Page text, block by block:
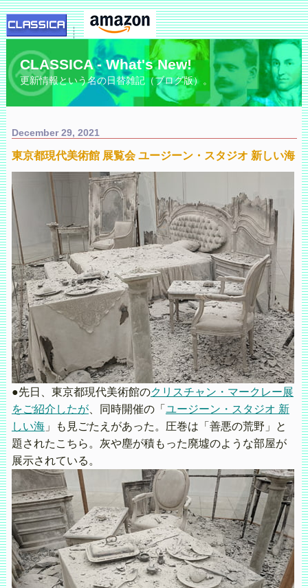
CLASSICA - What's New!
更新情報という名の日替雑記（ブログ版）。
December 29, 2021
東京都現代美術館 展覧会 ユージーン・スタジオ 新しい海
●先日、東京都現代美術館のクリスチャン・マークレー展
をご紹介したが、同時開催の「 ユージーン・スタジオ 新
しい海」も見ごたえがあった。圧巻は「善悪の荒野」と
題されたこちら。灰や塵が積もった廃墟のような部屋が
展示されている。